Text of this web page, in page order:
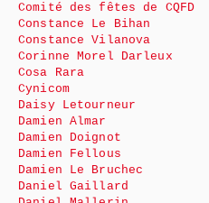
Comité des fêtes de CQFD
Constance Le Bihan
Constance Vilanova
Corinne Morel Darleux
Cosa Rara
Cynicom
Daisy Letourneur
Damien Almar
Damien Doignot
Damien Fellous
Damien Le Bruchec
Daniel Gaillard